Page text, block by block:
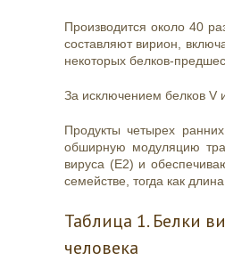
Производится около 40
составляют вирион,
некоторых белков-
За исключением белков V
Продукты четырех
обширную модуляцию
вируса (E2) и
семействе, тогда как
Таблица 1. Белки
человека